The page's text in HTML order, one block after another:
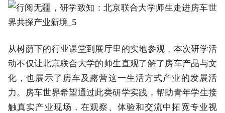
从树荫下的行业课堂到展厅里的实地参观，本次研学活
动不仅让北京联合大学的师生直观了解了房车产品与文
化，也展示了房车及露营这一生活方式产业的发展活
力。房车世界希望通过此类研学实践，帮助青年学生接
触真实产业现场，在观察、体验和交流中拓宽专业视